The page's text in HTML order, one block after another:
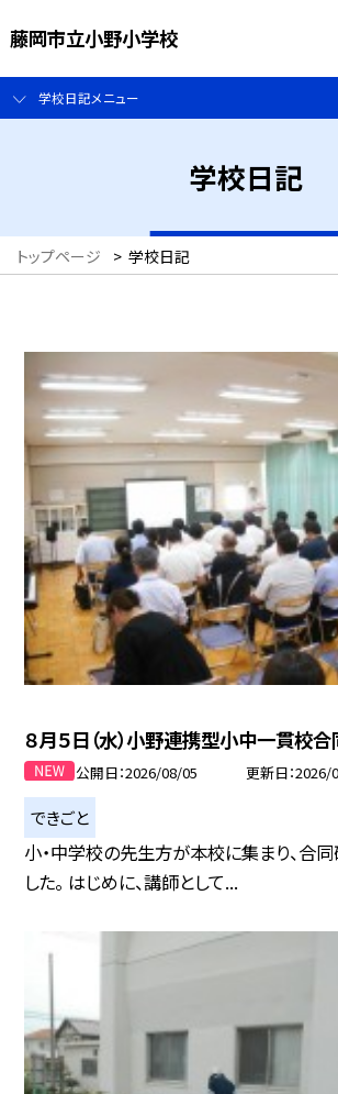
藤岡市立小野小学校
学校日記メニュー
学校日記
トップページ > 学校日記
８月５日（水）小野連携型小中一貫校
公開日 2026/08/05 更新日 2026/
できごと
小・中学校の先生方が本校に集まり、合
した。 はじめに、講師として...